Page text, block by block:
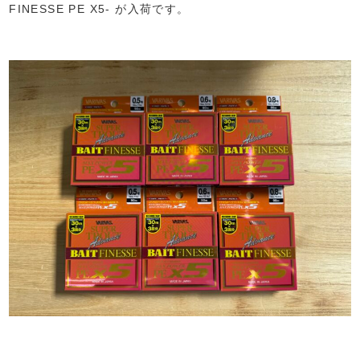
FINESSE PE X5- が入荷です。